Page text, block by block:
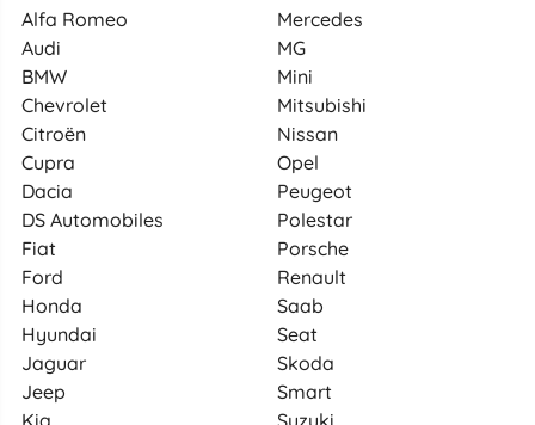
Alfa Romeo
Audi
BMW
Chevrolet
Citroën
Cupra
Dacia
DS Automobiles
Fiat
Ford
Honda
Hyundai
Jaguar
Jeep
Mercedes
MG
Mini
Mitsubishi
Nissan
Opel
Peugeot
Polestar
Porsche
Renault
Saab
Seat
Skoda
Smart